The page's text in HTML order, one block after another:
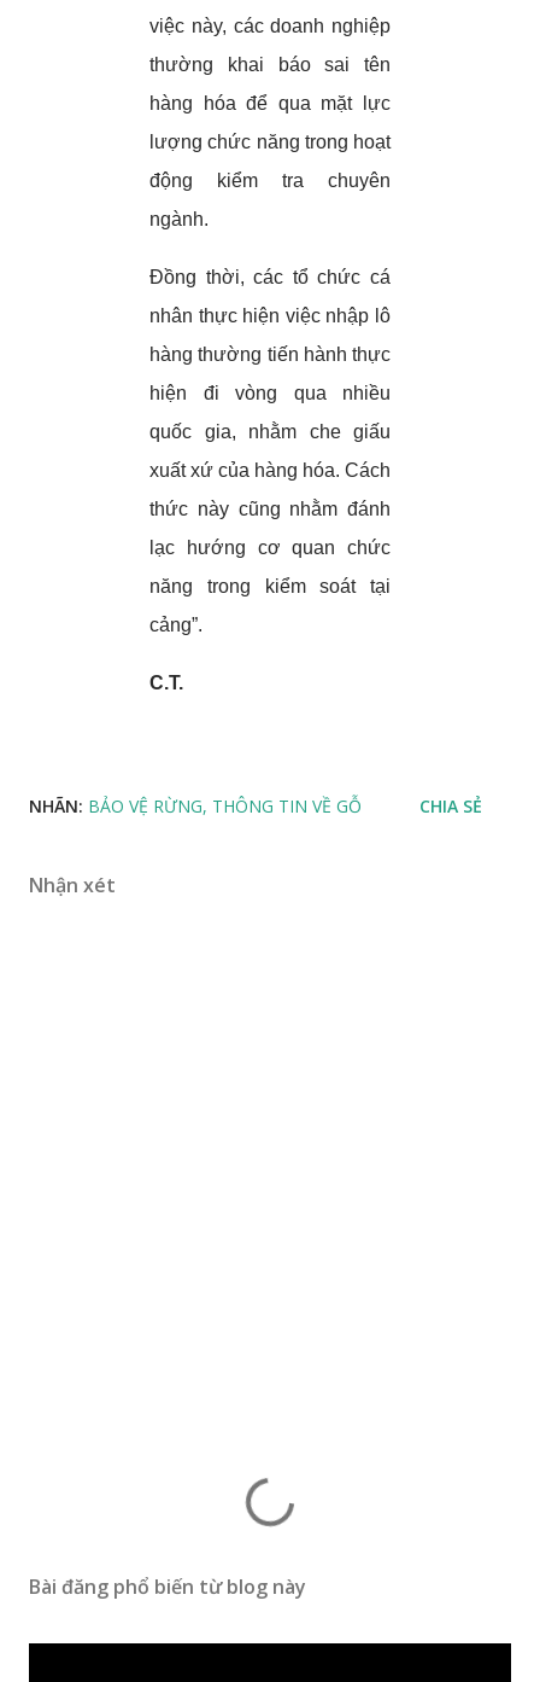
việc này, các doanh nghiệp
thường khai báo sai tên
hàng hóa để qua mặt lực
lượng chức năng trong hoạt
động kiểm tra chuyên
ngành.
Đồng thời, các tổ chức cá
nhân thực hiện việc nhập lô
hàng thường tiến hành thực
hiện đi vòng qua nhiều
quốc gia, nhằm che giấu
xuất xứ của hàng hóa. Cách
thức này cũng nhằm đánh
lạc hướng cơ quan chức
năng trong kiểm soát tại
cảng”.
C.T.
NHÃN: BẢO VỆ RỪNG THÔNG TIN VỀ GỖ CHIA SẺ
Nhận xét
Bài đăng phổ biến từ blog này